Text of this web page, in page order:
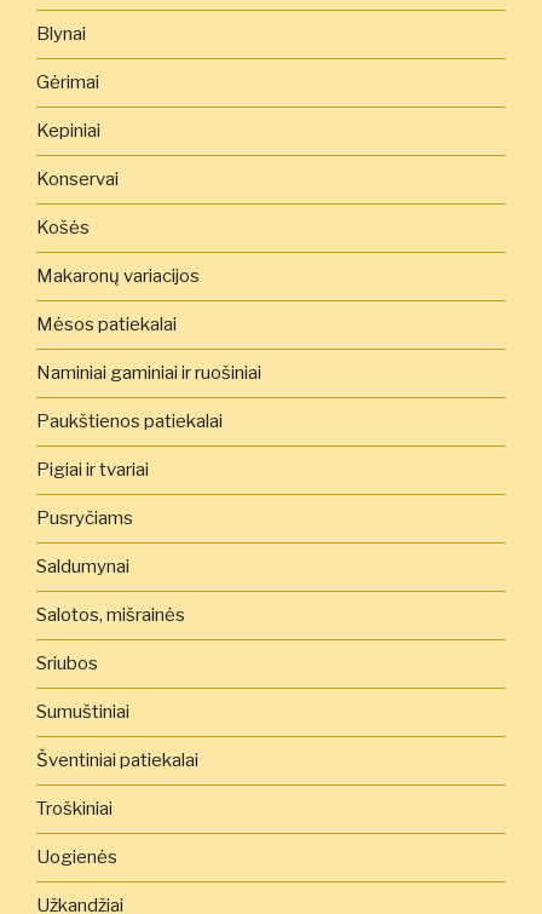
Blynai
Gėrimai
Kepiniai
Konservai
Košės
Makaronų variacijos
Mėsos patiekalai
Naminiai gaminiai ir ruošiniai
Paukštienos patiekalai
Pigiai ir tvariai
Pusryčiams
Saldumynai
Salotos, mišrainės
Sriubos
Sumuštiniai
Šventiniai patiekalai
Troškiniai
Uogienės
Užkandžiai